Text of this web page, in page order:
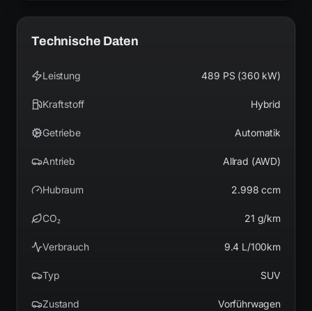
Technische Daten
Leistung 489 PS (360 kW)
Kraftstoff Hybrid
Getriebe Automatik
Antrieb Allrad (AWD)
Hubraum 2.998 ccm
CO₂ 21 g/km
Verbrauch 9.4 L/100km
Typ SUV
Zustand Vorführwagen